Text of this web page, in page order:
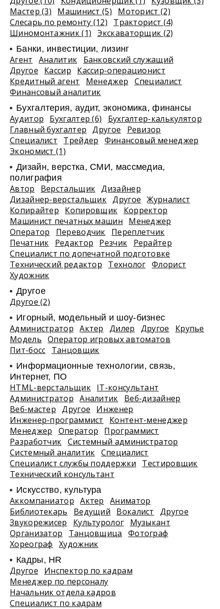
Мастер (3)
Машинист (5)
Моторист (2)
Слесарь по ремонту (12)
Тракторист (4)
Шиномонтажник (1)
Экскаваторщик (2)
Банки, инвестиции, лизинг
Агент Аналитик
Банковский служащий
Другое
Кассир
Кассир-операционист
Кредитный агент
Менеджер
Специалист
Финансовый аналитик
Бухгалтерия, аудит, экономика, финансы
Аудитор Бухгалтер (6)
Бухгалтер-калькулятор
Главный бухгалтер
Другое
Ревизор
Специалист
Трейдер
Финансовый менеджер
Экономист (1)
Дизайн, верстка, СМИ, массмедиа,
полиграфия
Автор Верстальщик Дизайнер
Дизайнер-верстальщик Другое
Журналист
Копирайтер
Копировщик
Корректор
Машинист печатных машин
Менеджер
Оператор
Переводчик
Переплетчик
Печатник
Редактор Резчик
Рерайтер
Специалист по допечатной подготовке
Технический редактор
Технолог Флорист
Художник
Другое
Другое (2)
Игорный, модельный и шоу-бизнес
Администратор Актер Дилер Другое
Крупье
Модель Оператор игровых автоматов
Пит-босс
Танцовщик
Информационные технологии, связь,
Интернет, ПО
HTML-верстальщик IT-консультант
Администратор
Аналитик
Веб-дизайнер
Веб-мастер
Другое
Инженер
Инженер-программист
Контент-менеджер
Менеджер
Оператор
Программист
Разработчик Системный администратор
Системный аналитик Специалист
Специалист службы поддержки
Тестировщик
Технический консультант
Искусство, культура
Аккомпаниатор Актер
Аниматор
Библиотекарь
Ведущий Вокалист
Другое
Звукорежисер
Культуролог
Музыкант
Организатор
Танцовщица
Фотограф
Хореограф
Художник
Кадры, HR
Другое
Инспектор по кадрам
Менеджер по персоналу
Начальник отдела кадров
Специалист по кадрам